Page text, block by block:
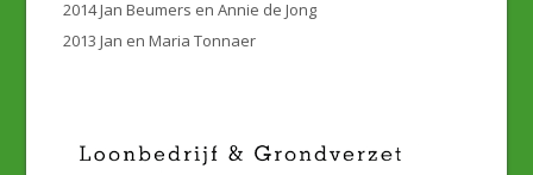
2014 Jan Beumers en Annie de Jong
2013 Jan en Maria Tonnaer